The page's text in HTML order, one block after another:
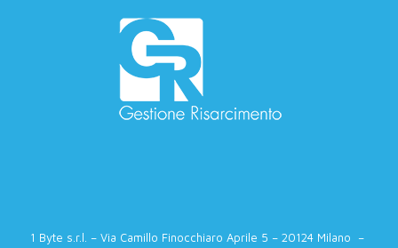
1 Byte s.r.l. – Via Camillo Finocchiaro Aprile 5 – 20124 Milano –